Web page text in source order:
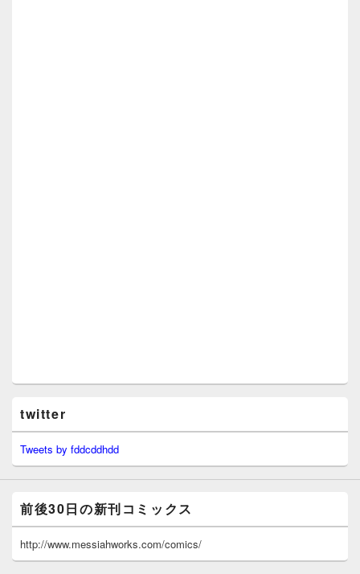
twitter
Tweets by fddcddhdd
前後30日の新刊コミックス
http://www.messiahworks.com/comics/